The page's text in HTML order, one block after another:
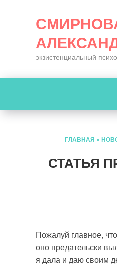
экзистенциальный
ГЛАВНАЯ »
СТАТЬЯ
Пожалуй главное,
оно предательски
я дала и даю своим